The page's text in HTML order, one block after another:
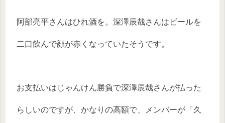
阿部亮平さんはひれ酒を。深澤辰哉さんはビールを
二口飲んで顔が赤くなっていたそうです。
お支払いはじゃんけん勝負で深澤辰哉さんが払った
らしいのですが、かなりの高額で、メンバーが「久